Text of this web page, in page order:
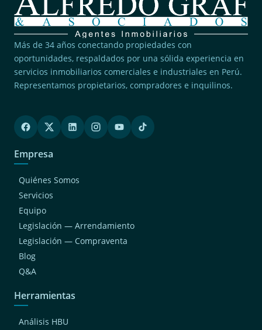
Más de 34 años conectando propiedades con
oportunidades, respaldados por una sólida experiencia en
servicios inmobiliarios comerciales e industriales en Perú.
Representamos propietarios, compradores e inquilinos.
Empresa
Quiénes Somos
Servicios
Equipo
Legislación — Arrendamiento
Legislación — Compraventa
Blog
Q&A
Herramientas
Análisis HBU